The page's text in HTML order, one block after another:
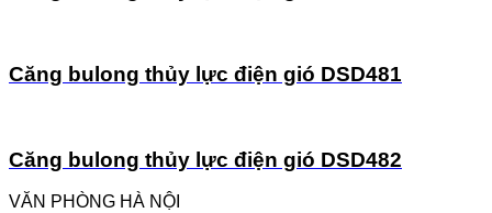
Căng bulong thủy lực điện gió DSD481
Căng bulong thủy lực điện gió DSD482
VĂN PHÒNG HÀ NỘI